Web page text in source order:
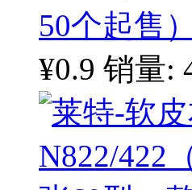
50个起售）
¥0.9 销量: